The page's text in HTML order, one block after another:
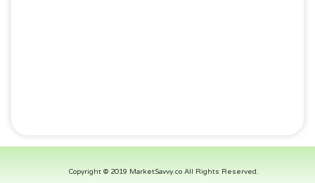
Copyright © 2019 MarketSavvy.co All Rights Reserved.